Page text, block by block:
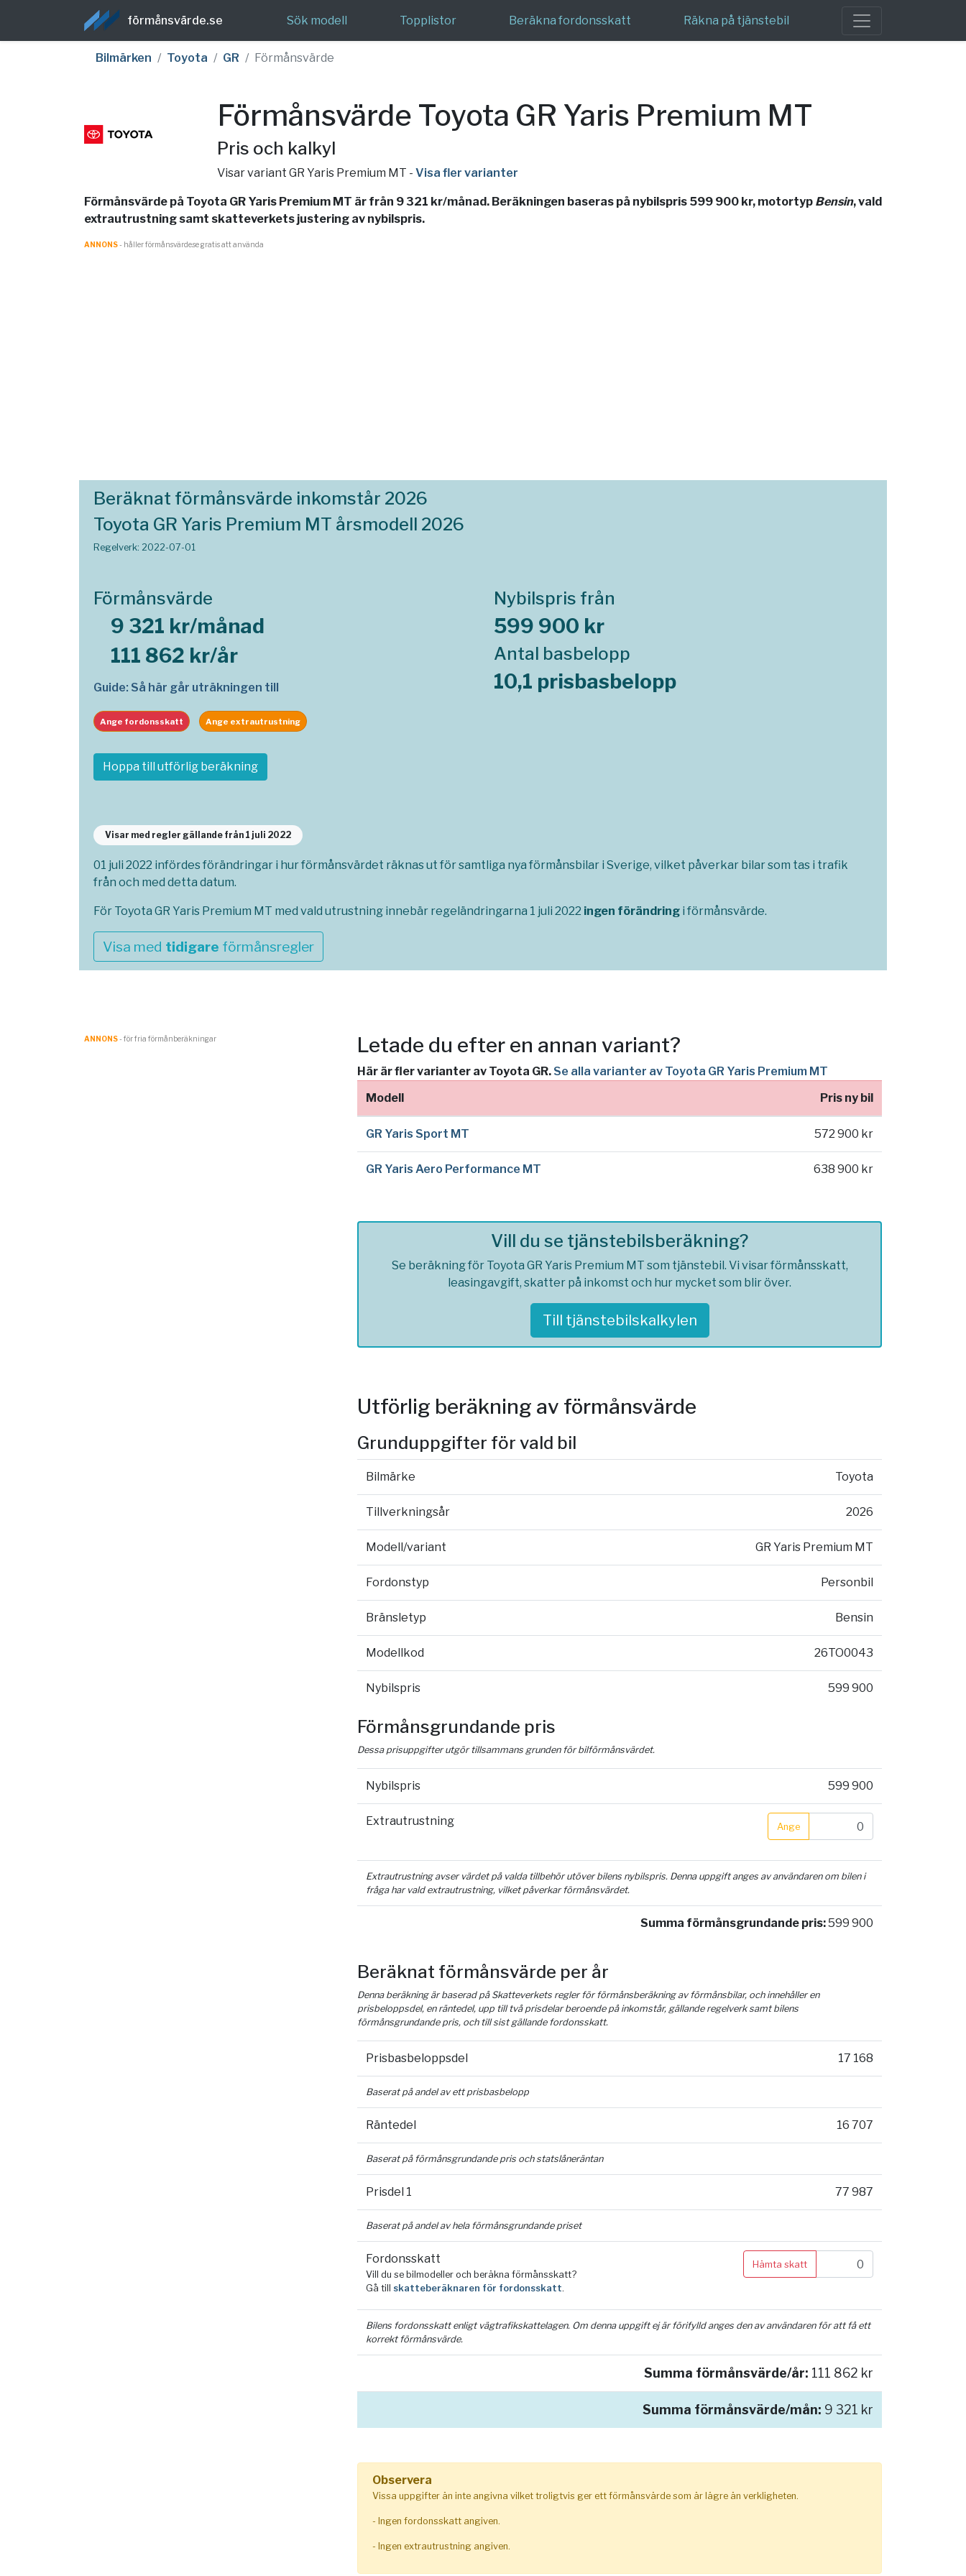
förmånsvärde.se Sök modell Topplistor Beräkna fordonsskatt Räkna på tjänstebil
Bilmärken Toyota GR Förmånsvärde
Förmånsvärde Toyota GR Yaris Premium MT
Pris och kalkyl
Visar variant GR Yaris Premium MT - Visa fler varianter
Förmånsvärde på Toyota GR Yaris Premium MT är från 9 321 kr/månad. Beräkningen baseras på nybilspris 599 900 kr, motortyp Bensin, vald
extrautrustning samt skatteverkets justering av nybilspris.
ANNONS- håller förmånsvärde.se gratis att använda
Beräknat förmånsvärde inkomstår 2026
Toyota GR Yaris Premium MT årsmodell 2026
Regelverk: 2022-07-01
Förmånsvärde
9 321 kr/månad
111 862 kr/år
Guide: Så här går uträkningen till
Nybilspris från
599 900 kr
Antal basbelopp
10,1 prisbasbelopp
Ange fordonsskatt Ange extrautrustning
Hoppa till utförlig beräkning
Visar med regler gällande från 1 juli 2022
01 juli 2022 infördes förändringar i hur förmånsvärdet räknas ut för samtliga nya förmånsbilar i Sverige, vilket påverkar bilar som tas i trafik
från och med detta datum.
För Toyota GR Yaris Premium MT med vald utrustning innebär regeländringarna 1 juli 2022 ingen förändring i förmånsvärde.
Visa med tidigare förmånsregler
ANNONS- för fria förmånberäkningar Letade du efter en annan variant?
Här är fler varianter av Toyota GR. Se alla varianter av Toyota GR Yaris Premium MT
Modell
Pris ny bil
GR Yaris Sport MT 572 900 kr
GR Yaris Aero Performance MT 638 900 kr
Vill du se tjänstebilsberäkning?
Se beräkning för Toyota GR Yaris Premium MT som tjänstebil. Vi visar förmånsskatt,
leasingavgift, skatter på inkomst och hur mycket som blir över.
Till tjänstebilskalkylen
Utförlig beräkning av förmånsvärde
Grunduppgifter för vald bil
Bilmärke Toyota
Tillverkningsår 2026
Modell/variant GR Yaris Premium MT
Fordonstyp Personbil
Bränsletyp Bensin
Modellkod 26TO0043
Nybilspris 599 900
Förmånsgrundande pris
Dessa prisuppgifter utgör tillsammans grunden för bilförmånsvärdet.
Nybilspris 599 900
Extrautrustning Ange
Extrautrustning avser värdet på valda tillbehör utöver bilens nybilspris. Denna uppgift anges av användaren om bilen i
fråga har vald extrautrustning, vilket påverkar förmånsvärdet.
Summa förmånsgrundande pris:599 900
Beräknat förmånsvärde per år
Denna beräkning är baserad på Skatteverkets regler för förmånsberäkning av förmånsbilar, och innehåller en
prisbeloppsdel, en räntedel, upp till två prisdelar beroende på inkomstår, gällande regelverk samt bilens
förmånsgrundande pris, och till sist gällande fordonsskatt.
Prisbasbeloppsdel 17 168
Baserat på andel av ett prisbasbelopp
Räntedel 16 707
Baserat på förmånsgrundande pris och statslåneräntan
Prisdel 1 77 987
Baserat på andel av hela förmånsgrundande priset
Fordonsskatt
Vill du se bilmodeller och beräkna förmånsskatt?
Gå till skatteberäknaren för fordonsskatt.
Hämta skatt
Bilens fordonsskatt enligt vägtrafikskattelagen. Om denna uppgift ej är förifylld anges den av användaren för att få ett
korrekt förmånsvärde.
Summa förmånsvärde/år: 111 862 kr
Summa förmånsvärde/mån: 9 321 kr
Observera
Vissa uppgifter än inte angivna vilket troligtvis ger ett förmånsvärde som är lägre än verkligheten.
- Ingen fordonsskatt angiven.
- Ingen extrautrustning angiven.